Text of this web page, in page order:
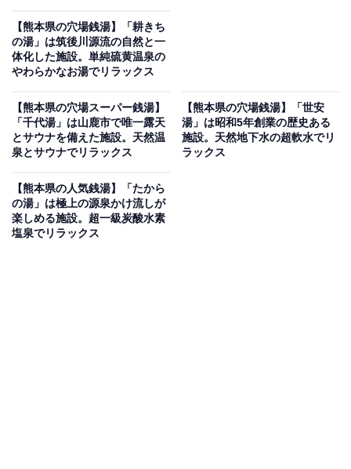
報やSNSで話題のトピックスを紹介しています。
※本記事で紹介している商品の購入やサービスの利用により、売上の一部が
オールアバウトに還元されることがあります。
化できる源泉掛け流し温泉
西都原古墳群の麓に位置し、地下1483ｍから湧き出る毎
素塩温泉）を堪能できます。14ｍ×5ｍの広々とした「室
内温泉」や大空を望む「露天風呂」、「半露天風呂」を
完備。ヒノキが香るドライサウナや、館内には「レスト
【熊本県の穴場銭湯】「耕きち
の湯」は筑後川源流の自然と一
体化した施設。単純硫黄温泉の
やわらかなお湯でリラックス
【熊本県の穴場スーパー銭湯】
「千代湯」は山鹿市で唯一露天
とサウナを備えた施設。天然温
泉とサウナでリラックス
【熊本県の穴場銭湯】「世安
湯」は昭和5年創業の歴史ある
施設。天然地下水の超軟水でリ
ラックス
【熊本県の人気銭湯】「たから
の湯」は極上の源泉かけ流しが
楽しめる施設。超一級炭酸水素
塩泉でリラックス